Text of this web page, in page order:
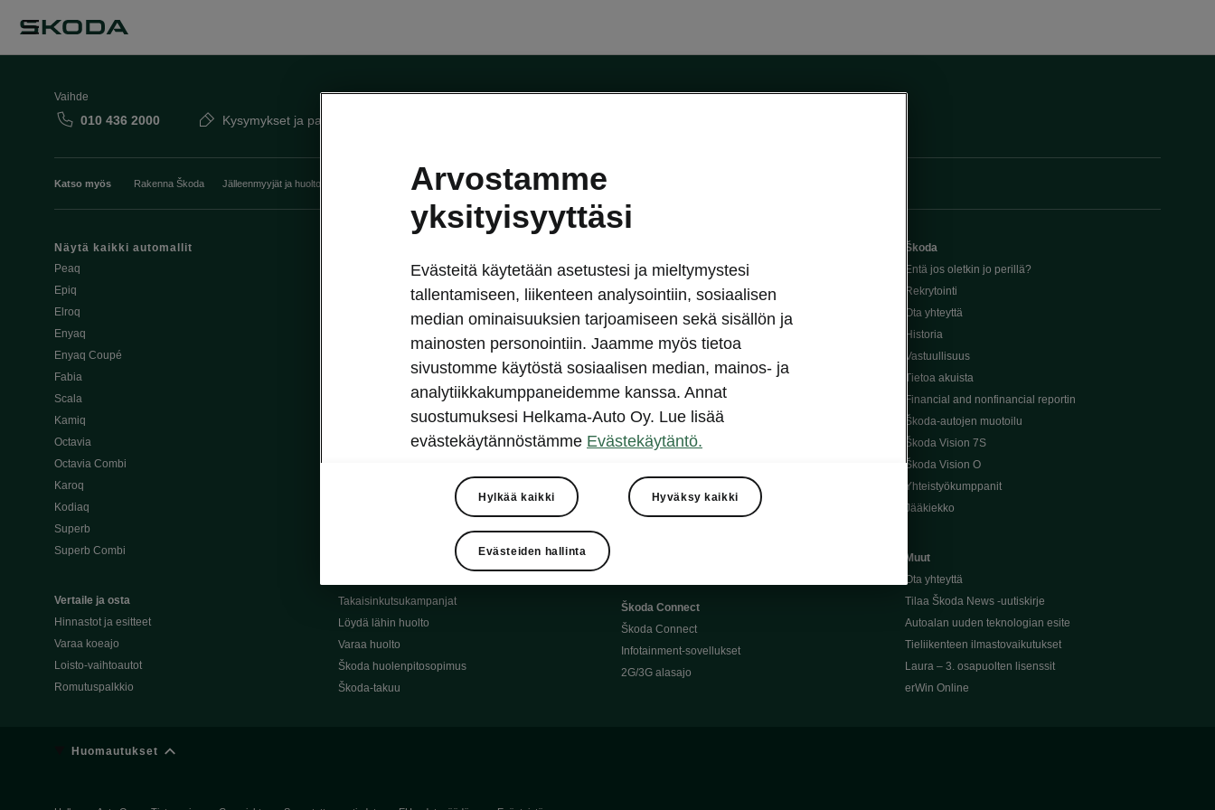
Vaihde
010 436 2000 Kysymykset ja palaute
Katso myös Rakenna Škoda Jälleenmyyjät ja huolto Heti vapaat Škoda-mallit Käyttöohjeet Škoda Shop
Näytä kaikki automallit
Peaq
Epiq
Elroq
Enyaq
Enyaq Coupé
Fabia
Scala
Kamiq
Octavia
Octavia Combi
Karoq
Kodiaq
Superb
Superb Combi
Vertaile ja osta
Hinnastot ja esitteet
Varaa koeajo
Loisto-vaihtoautot
Romutuspalkkio
Osta Škoda verkossa
Škoda Yksityisleasing
Škodan Vakuutus
Škoda 4×4 -mallit
Škoda-katumaasturimallit
Alkuperäiset Škoda-varaosat
Alkuperäiset Škoda-moottoriöljyt
Takaisinkutsukampanjat
Löydä lähin huolto
Varaa huolto
Škoda huolenpitosopimus
Škoda-takuu
Avustinjärjestelmät
Sähköautot ja hybridit
Sähköautot ja hybridit
Ladattavat hybridit
Vinkkejä sähköautoiluun
Ajoakku ja turvallisuus
Ohjelmiston päivitys
Kotilataus
Latauspisteet kartalla
Škoda Connect
Škoda Connect
Infotainment-sovellukset
2G/3G alasajo
Škoda
Entä jos oletkin jo perillä?
Rekrytointi
Ota yhteyttä
Historia
Vastuullisuus
Tietoa akuista
Financial and nonfinancial reportin
Škoda-autojen muotoilu
Škoda Vision 7S
Škoda Vision O
Yhteistyökumppanit
Jääkiekko
Muut
Ota yhteyttä
Tilaa Škoda News -uutiskirje
Autoalan uuden teknologian esite
Tieliikenteen ilmastovaikutukset
Laura – 3. osapuolten lisenssit
erWin Online
Huomautukset
Arvostamme
yksityisyyttäsi
Evästeitä käytetään asetustesi ja mieltymystesi
tallentamiseen, liikenteen analysointiin, sosiaalisen
median ominaisuuksien tarjoamiseen sekä sisällön ja
mainosten personointiin. Jaamme myös tietoa
sivustomme käytöstä sosiaalisen median, mainos- ja
analytiikkakumppaneidemme kanssa. Annat
suostumuksesi Helkama-Auto Oy. Lue lisää
evästekäytännöstämme Evästekäytäntö.
Hylkää kaikki Hyväksy kaikki
Evästeiden hallinta